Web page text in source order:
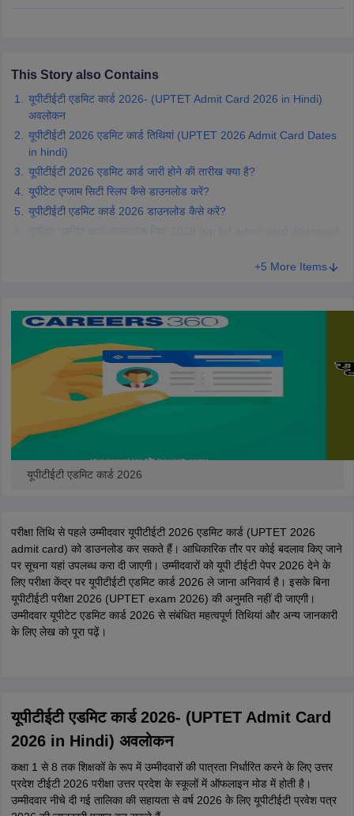
NET Exam Pattern
Question Papers
This Story also Contains
यूपीटीईटी एडमिट कार्ड 2026- (UPTET Admit Card 2026 in Hindi)
अवलोकन
यूपीटीईटी 2026 एडमिट कार्ड तिथियां (UPTET 2026 Admit Card Dates
in hindi)
यूपीटीईटी 2026 एडमिट कार्ड जारी होने की तारीख क्या है?
यूपीटेट एग्जाम सिटी स्लिप कैसे डाउनलोड करें?
यूपीटीईटी एडमिट कार्ड 2026 डाउनलोड कैसे करें?
+5 More Items
यूपीटीईटी एडमिट कार्ड 2026
परीक्षा तिथि से पहले उम्मीदवार यूपीटीईटी 2026 एडमिट कार्ड (UPTET 2026
admit card) को डाउनलोड कर सकते हैं। आधिकारिक तौर पर कोई बदलाव किए जाने
पर सूचना यहां उपलब्ध करा दी जाएगी। उम्मीदवारों को यूपी टीईटी पेपर 2026 देने के
लिए परीक्षा केंद्र पर यूपीटीईटी एडमिट कार्ड 2026 ले जाना अनिवार्य है। इसके बिना
यूपीटीईटी परीक्षा 2026 (UPTET exam 2026) की अनुमति नहीं दी जाएगी।
उम्मीदवार यूपीटेट एडमिट कार्ड 2026 से संबंधित महत्वपूर्ण तिथियां और अन्य जानकारी
के लिए लेख को पूरा पढ़ें।
यूपीटीईटी एडमिट कार्ड 2026- (UPTET Admit Card
2026 in Hindi) अवलोकन
कक्षा 1 से 8 तक शिक्षकों के रूप में उम्मीदवारों की पात्रता निर्धारित करने के लिए उत्तर
प्रदेश टीईटी 2026 परीक्षा उत्तर प्रदेश के स्कूलों में ऑफलाइन मोड में होती है।
उम्मीदवार नीचे दी गई तालिका की सहायता से वर्ष 2026 के लिए यूपीटीईटी प्रवेश पत्र